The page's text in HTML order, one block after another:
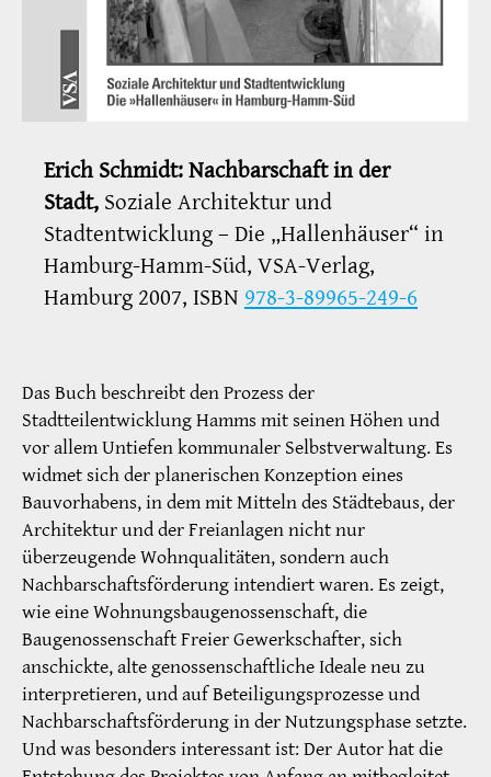
Erich Schmidt: Nachbarschaft in der
Stadt, Soziale Architektur und
Stadtentwicklung– Die „Hallenhäuser“ in
Hamburg-Hamm-Süd, VSA-Verlag,
Hamburg 2007, ISBN 978-3-89965-249-6
Das Buch beschreibt den Prozess der
Stadtteilentwicklung Hamms mit seinen Höhen und
vor allem Untiefen kommunaler Selbstverwaltung. Es
widmet sich der planerischen Konzeption eines
Bauvorhabens, in dem mit Mitteln des Städtebaus, der
Architektur und der Freianlagen nicht nur
überzeugende Wohnqualitäten, sondern auch
Nachbarschaftsförderung intendiert waren. Es zeigt,
wie eine Wohnungsbaugenossenschaft, die
Baugenossenschaft Freier Gewerkschafter, sich
anschickte, alte genossenschaftliche Ideale neu zu
interpretieren, und auf Beteiligungsprozesse und
Nachbarschaftsförderung in der Nutzungsphase setzte.
Und was besonders interessant ist: Der Autor hat die